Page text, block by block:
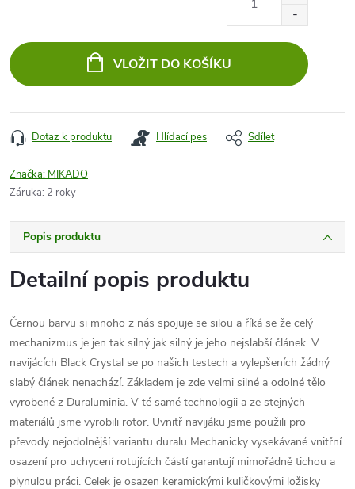
VLOŽIT DO KOŠÍKU
Dotaz k produktu Hlídací pes Sdílet
Značka: MIKADO
Záruka: 2 roky
Popis produktu
Detailní popis produktu
Černou barvu si mnoho z nás spojuje se silou a říká se že celý
mechanizmus je jen tak silný jak silný je jeho nejslabší článek. V
navijácích Black Crystal se po našich testech a vylepšeních žádný
slabý článek nenachází. Základem je zde velmi silné a odolné tělo
vyrobené z Duraluminia. V té samé technologii a ze stejných
materiálů jsme vyrobili rotor. Uvnitř navijáku jsme použili pro
převody nejodolnější variantu duralu Mechanicky vysekávané vnitřní
osazení pro uchycení rotujících částí garantují mimořádně tichou a
plynulou práci. Celek je osazen keramickými kuličkovými ložisky